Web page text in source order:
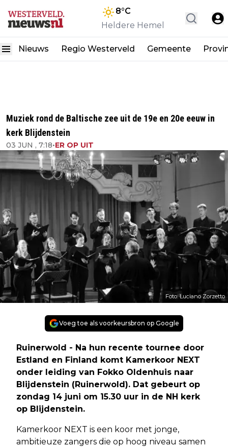
8°C
Heldere Hemel
Nieuws Regio Westerveld Gemeente
Muziek rond de Baltische zee uit de 19e en 20e eeuw in
kerk Blijdenstein
03 JUN , 7:18•ER OP UIT
Foto: Luciano Zorzetto
Voeg toe als voorkeursbron op Google
Ruinerwold - Na hun recente tournee door
Estland en Finland komt Kamerkoor NEXT
onder leiding van Fokko Oldenhuis naar
Blijdenstein (Ruinerwold). Dat gebeurt op
zondag 14 juni om 15.30 uur in de NH kerk
op Blijdenstein.
Kamerkoor NEXT is een koor met jonge,
ambitieuze zangers die op hoog niveau samen